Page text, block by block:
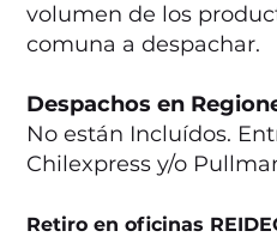
volumen de los
comuna a despachar.
Despachos en
No están Incluídos.
Chilexpress y/o
Retiro en oficinas